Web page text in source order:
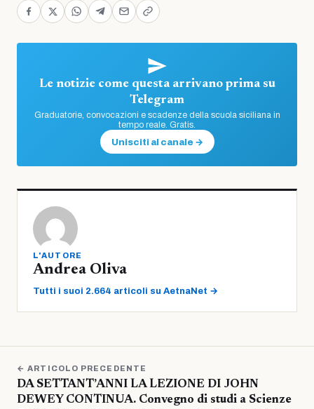
Le notizie come questa arrivano prima su
Telegram
Graduatorie, convocazioni e scadenze della scuola siciliana in
tempo reale. Gratis.
Unisciti al canale →
L'AUTORE
Andrea Oliva
Tutti i suoi 2.664 articoli su AetnaNet →
← ARTICOLO PRECEDENTE
DA SETTANT’ANNI LA LEZIONE DI JOHN
DEWEY CONTINUA. Convegno di studi a Scienze